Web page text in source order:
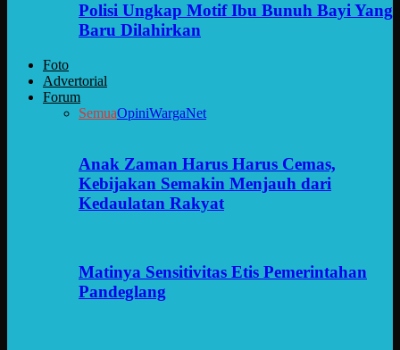
Polisi Ungkap Motif Ibu Bunuh Bayi Yang
Baru Dilahirkan
Foto
Advertorial
Forum
SemuaOpiniWargaNet
Anak Zaman Harus Harus Cemas,
Kebijakan Semakin Menjauh dari
Kedaulatan Rakyat
Matinya Sensitivitas Etis Pemerintahan
Pandeglang